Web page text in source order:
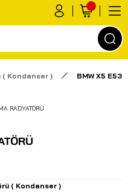
( Kondanser ) BMW X5 E53
( Kondanser )